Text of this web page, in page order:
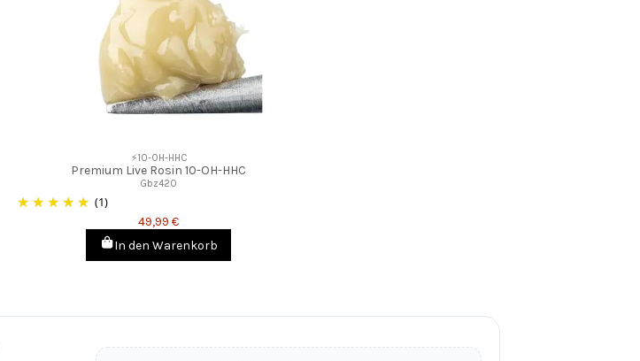
⚡10-OH-HHC
Premium Live Rosin 10-OH-HHC
Gbz420
(1)
49,99 €
In den Warenkorb